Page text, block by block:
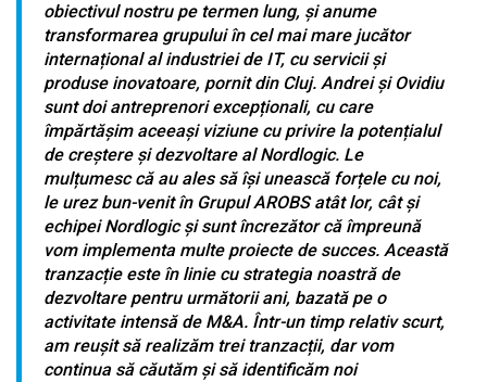
obiectivul nostru pe termen lung, și anume
transformarea grupului în cel mai mare jucător
internațional al industriei de IT, cu servicii și
produse inovatoare, pornit din Cluj. Andrei și Ovidiu
sunt doi antreprenori excepționali, cu care
împărtășim aceeași viziune cu privire la potențialul
de creștere și dezvoltare al Nordlogic. Le
mulțumesc că au ales să își unească forțele cu noi,
le urez bun-venit în Grupul AROBS atât lor, cât și
echipei Nordlogic și sunt încrezător că împreună
vom implementa multe proiecte de succes. Această
tranzacție este în linie cu strategia noastră de
dezvoltare pentru următorii ani, bazată pe o
activitate intensă de M&A. Într-un timp relativ scurt,
am reușit să realizăm trei tranzacții, dar vom
continua să căutăm și să identificăm noi